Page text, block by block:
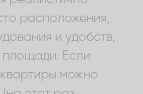
расположения,
и удобств,
площади. Если
можно